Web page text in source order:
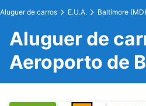
Aluguer de carros E.U.A. Baltimore (MD)
Aluguer de
Aeroporto de